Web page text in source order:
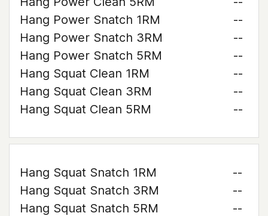
Hang Power Snatch 1RM
--
Hang Power Snatch 3RM
--
Hang Power Snatch 5RM
--
Hang Squat Clean 1RM
--
Hang Squat Clean 3RM
--
Hang Squat Clean 5RM
--
Hang Squat Snatch 1RM
--
Hang Squat Snatch 3RM
--
Hang Squat Snatch 5RM
--